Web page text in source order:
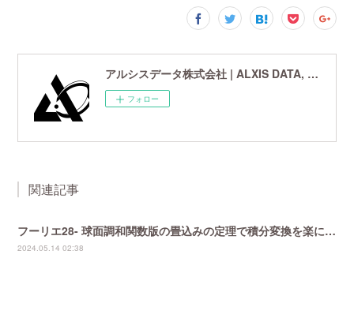
アルシスデータ株式会社 | ALXIS DATA, Inc. | 世界最先端の画像鮮鋭化技術研究開発企業
フォロー
関連記事
フーリエ28- 球面調和関数版の畳込みの定理で積分変換を楽にする
2024.05.14 02:38